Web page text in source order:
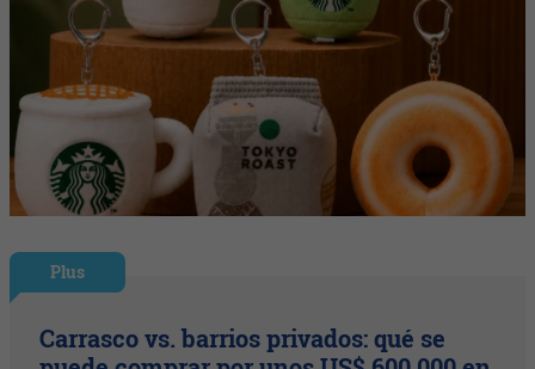
Plus
Carrasco vs. barrios privados: qué se